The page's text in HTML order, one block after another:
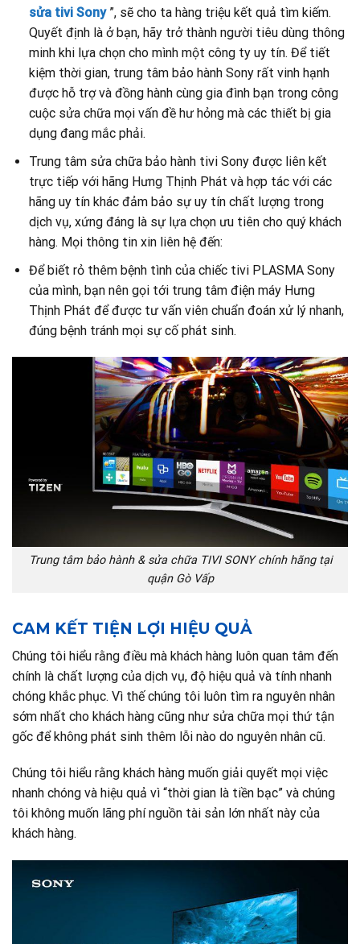
sửa tivi Sony ”, sẽ cho ta hàng triệu kết quả tìm kiếm.
Quyết định là ở bạn, hãy trở thành người tiêu dùng thông
minh khi lựa chọn cho mình một công ty uy tín. Để tiết
kiệm thời gian, trung tâm bảo hành Sony rất vinh hạnh
được hỗ trợ và đồng hành cùng gia đình bạn trong công
cuộc sửa chữa mọi vấn đề hư hỏng mà các thiết bị gia
dụng đang mắc phải.
Trung tâm sửa chữa bảo hành tivi Sony được liên kết
trực tiếp với hãng Hưng Thịnh Phát và hợp tác với các
hãng uy tín khác đảm bảo sự uy tín chất lượng trong
dịch vụ, xứng đáng là sự lựa chọn ưu tiên cho quý khách
hàng. Mọi thông tin xin liên hệ đến:
Để biết rỏ thêm bệnh tình của chiếc tivi PLASMA Sony
của mình, bạn nên gọi tới trung tâm điện máy Hưng
Thịnh Phát để được tư vấn viên chuẩn đoán xử lý nhanh,
đúng bệnh tránh mọi sự cố phát sinh.
Trung tâm bảo hành & sửa chữa TIVI SONY chính hãng tại
quận Gò Vấp
CAM KẾT TIỆN LỢI HIỆU QUẢ
Chúng tôi hiểu rằng điều mà khách hàng luôn quan tâm đến
chính là chất lượng của dịch vụ, độ hiệu quả và tính nhanh
chóng khắc phục. Vì thế chúng tôi luôn tìm ra nguyên nhân
sớm nhất cho khách hàng cũng như sửa chữa mọi thứ tận
gốc để không phát sinh thêm lỗi nào do nguyên nhân cũ.
Chúng tôi hiểu rằng khách hàng muốn giải quyết mọi việc
nhanh chóng và hiệu quả vì “thời gian là tiền bạc” và chúng
tôi không muốn lãng phí nguồn tài sản lớn nhất này của
khách hàng.